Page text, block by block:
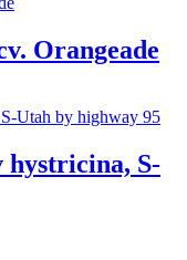
Orangeade
hystricina, S-